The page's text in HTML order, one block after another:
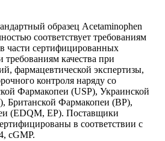
образец Acetaminophen
соответствует требованиям
части сертифицированных
требованиям качества при
фармацевтической экспертизы,
контроля наряду со
Фармакопеи (USP), Украинской
Фармакопеи (BP),
(EDQM, EP). Поставщики
в соответствии с
cGMP.